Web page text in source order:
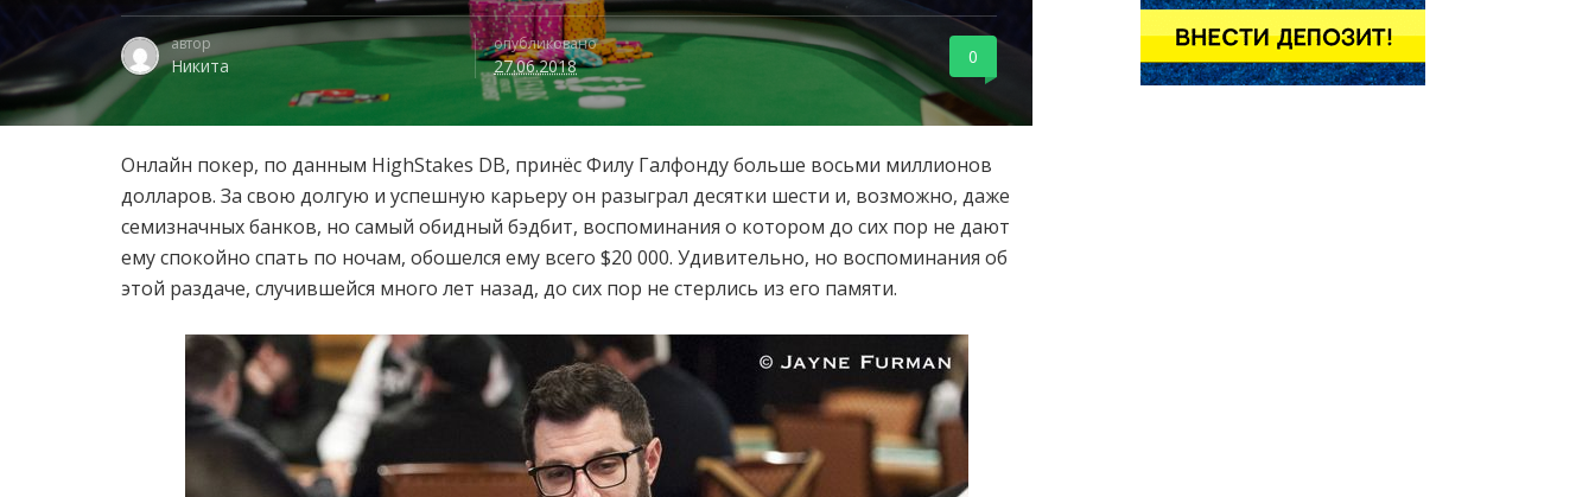
автор
Никита
опубликовано
27.06.2018 0
Онлайн покер, по данным HighStakes DB, принёс Филу Галфонду больше восьми миллионов
долларов. За свою долгую и успешную карьеру он разыграл десятки шести и, возможно, даже
семизначных банков, но самый обидный бэдбит, воспоминания о котором до сих пор не дают
ему спокойно спать по ночам, обошелся ему всего $20 000. Удивительно, но воспоминания об
этой раздаче, случившейся много лет назад, до сих пор не стерлись из его памяти.